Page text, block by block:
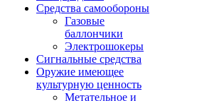
Средства самообороны
Газовые
баллончики
Электрошокеры
Сигнальные средства
Оружие имеющее
культурную ценность
Метательное и